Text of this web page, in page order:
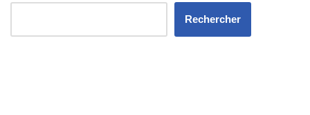
Rechercher